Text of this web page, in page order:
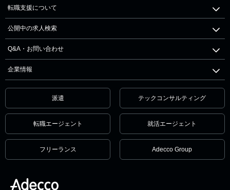
転職支援について
公開中の求人検索
Q&A・お問い合わせ
企業情報
派遣 テックコンサルティング
転職エージェント 就活エージェント
フリーランス Adecco Group